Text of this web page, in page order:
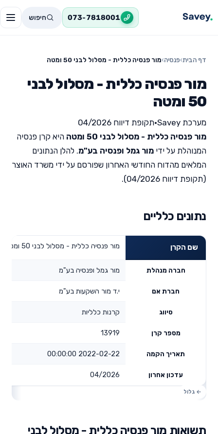
073-7818001 חיפוש
דף הבית›פנסיה›מור פנסיה כללית - מסלול לבני 50 ומטה
מור פנסיה כללית - מסלול לבני
50 ומטה
מערכת Savey •תקופת דיווח 04/2026
מור פנסיה כללית - מסלול לבני 50 ומטה
היא קרן פנסיה
המנוהלת על ידי מור גמל ופנסיה בע"מ. להלן הנתונים
המלאים מהדוח החודשי האחרון שפורסם על ידי משרד האוצר
(תקופת דיווח 04/2026).
נתונים כלליים
שם הקרן מור פנסיה כללית - מסלול לבני 50 ומטה
חברה מנהלת מור גמל ופנסיה בע"מ
חברת אם י.ד מור השקעות בע"מ
סיווג קרנות כלליות
מספר קרן 13919
תאריך הקמה 2022-02-22 00:00:00
עדכון אחרון 04/2026
תשואות מור פנסיה כללית - מסלול לבני